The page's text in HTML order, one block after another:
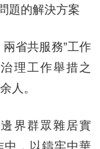
題的解決方案
省共服務”工作
理工作舉措之
人。
界群眾雜居實
中，以鑄牢中華